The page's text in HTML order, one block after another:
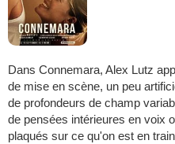
Dans Connemara, Alex Lutz
de mise en scène, un peu
de profondeurs de champ
de pensées intérieures en voix
plaqués sur ce qu'on est en